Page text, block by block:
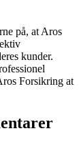
på, at Aros
kunder.
Forsikring at